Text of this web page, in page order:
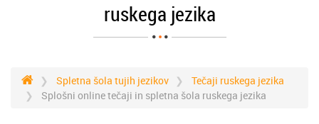
ruskega jezika
Spletna šola tujih jezikov
Tečaji ruskega jezika
Splošni online tečaji in spletna šola ruskega jezika